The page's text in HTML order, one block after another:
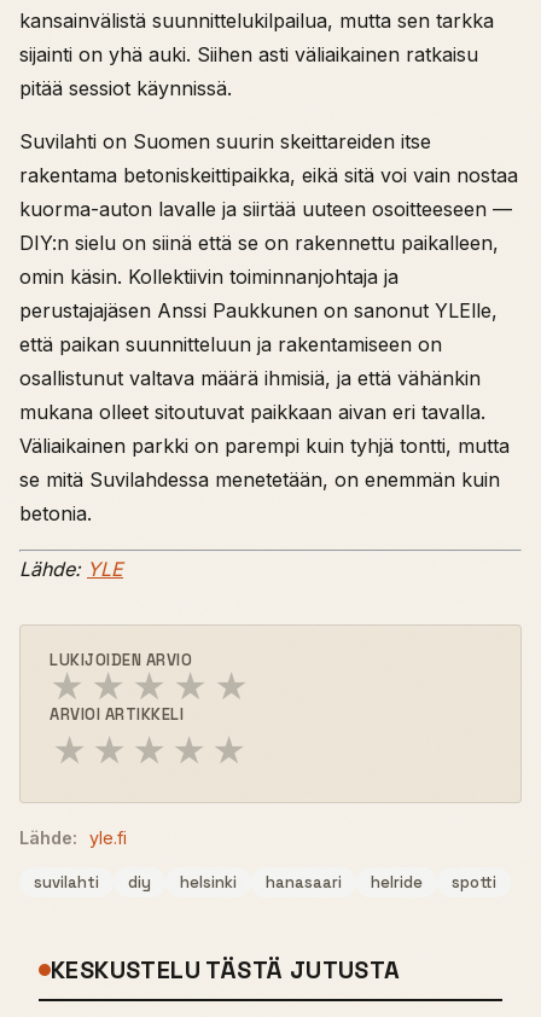
kansainvälistä suunnittelukilpailua, mutta sen tarkka
sijainti on yhä auki. Siihen asti väliaikainen ratkaisu
pitää sessiot käynnissä.
Suvilahti on Suomen suurin skeittareiden itse
rakentama betoniskeittipaikka, eikä sitä voi vain nostaa
kuorma-auton lavalle ja siirtää uuteen osoitteeseen —
DIY:n sielu on siinä että se on rakennettu paikalleen,
omin käsin. Kollektiivin toiminnanjohtaja ja
perustajajäsen Anssi Paukkunen on sanonut YLElle,
että paikan suunnitteluun ja rakentamiseen on
osallistunut valtava määrä ihmisiä, ja että vähänkin
mukana olleet sitoutuvat paikkaan aivan eri tavalla.
Väliaikainen parkki on parempi kuin tyhjä tontti, mutta
se mitä Suvilahdessa menetetään, on enemmän kuin
betonia.
Lähde: YLE
LUKIJOIDEN ARVIO
★ ★ ★ ★ ★
ARVIOI ARTIKKELI
★ ★ ★ ★ ★
Lähde: yle.fi
suvilahti diy helsinki hanasaari helride spotti
KESKUSTELU TÄSTÄ JUTUSTA